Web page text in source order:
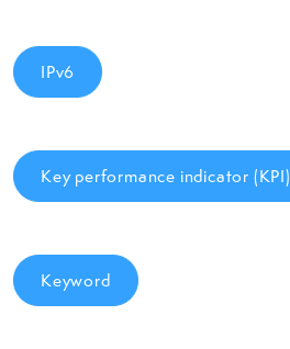
IPv6
Key performance indicator (KPI)
Keyword